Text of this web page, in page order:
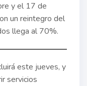
y el 17 de
un reintegro del
llega al 70%.
este jueves, y
servicios